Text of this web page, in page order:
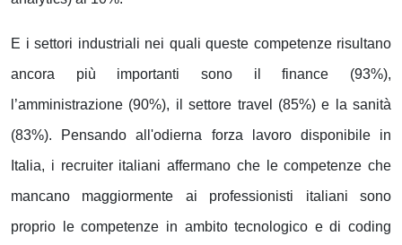
E i settori industriali nei quali queste competenze risultano
ancora più importanti sono il finance (93%),
l’amministrazione (90%), il settore travel (85%) e la sanità
(83%). Pensando all'odierna forza lavoro disponibile in
Italia, i recruiter italiani affermano che le competenze che
mancano maggiormente ai professionisti italiani sono
proprio le competenze in ambito tecnologico e di coding